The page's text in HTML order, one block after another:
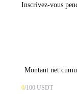
Inscrivez-vous
Montant net
0/100 USDT